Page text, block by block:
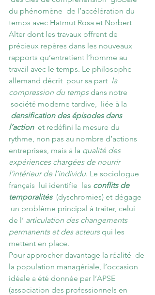
du phénomène  de l’accélération du
temps avec Hatmut Rosa et Norbert
Alter dont les travaux offrent de
précieux repères dans les nouveaux
rapports qu’entretient l’homme au
travail avec le temps. Le philosophe
allemand décrit  pour sa part la
compression du temps dans notre
société moderne tardive,  liée à la
densification des épisodes dans
l’action et redéfini la mesure du
rythme, non pas au nombre d’actions
entreprises, mais à la qualité des
expériences chargées de nourrir
l’intérieur de l’individu. Le sociologue
français  lui identifie  les conflits de
temporalités (dyschromies) et dégage
un problème principal à traiter, celui
de l’ articulation des changements
permanents et des acteurs qui les
mettent en place.
Pour approcher davantage la réalité  de
la population managériale, l’occasion
idéale a été donnée par l’APSE
(association des professionnels en